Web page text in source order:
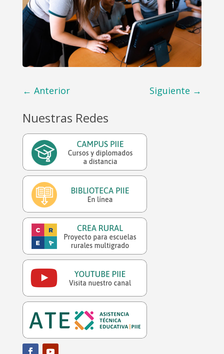
← Anterior Siguiente →
Nuestras Redes